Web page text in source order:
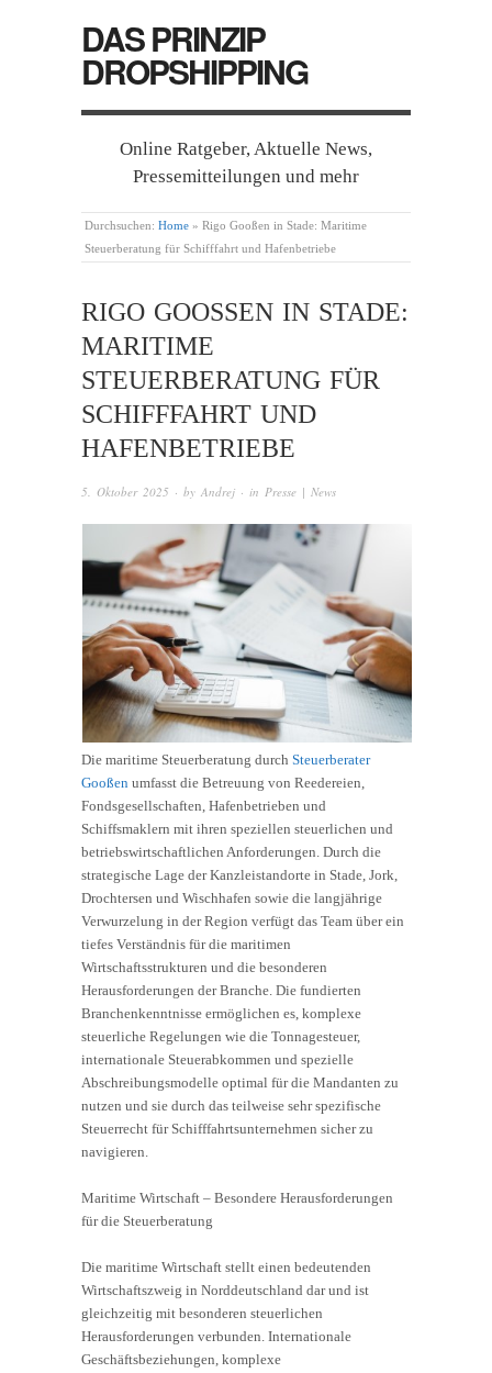
DAS PRINZIP
DROPSHIPPING
Online Ratgeber, Aktuelle News,
Pressemitteilungen und mehr
Durchsuchen: Home » Rigo Gooßen in Stade: Maritime
Steuerberatung für Schifffahrt und Hafenbetriebe
RIGO GOOSSEN IN STADE: M
ARITIME S
TEUERBERATUNG FÜR S
CHIFFFAHRT UND H
AFENBETRIEBE
5. Oktober 2025 · by Andrej · in Presse | News
Die maritime Steuerberatung durch Steuerberater
Gooßen umfasst die Betreuung von Reedereien,
Fondsgesellschaften, Hafenbetrieben und
Schiffsmaklern mit ihren speziellen steuerlichen und
betriebswirtschaftlichen Anforderungen. Durch die
strategische Lage der Kanzleistandorte in Stade, Jork,
Drochtersen und Wischhafen sowie die langjährige
Verwurzelung in der Region verfügt das Team über ein
tiefes Verständnis für die maritimen
Wirtschaftsstrukturen und die besonderen
Herausforderungen der Branche. Die fundierten
Branchenkenntnisse ermöglichen es, komplexe
steuerliche Regelungen wie die Tonnagesteuer,
internationale Steuerabkommen und spezielle
Abschreibungsmodelle optimal für die Mandanten zu
nutzen und sie durch das teilweise sehr spezifische
Steuerrecht für Schifffahrtsunternehmen sicher zu
navigieren.
Maritime Wirtschaft – Besondere Herausforderungen
für die Steuerberatung
Die maritime Wirtschaft stellt einen bedeutenden
Wirtschaftszweig in Norddeutschland dar und ist
gleichzeitig mit besonderen steuerlichen
Herausforderungen verbunden. Internationale
Geschäftsbeziehungen, komplexe